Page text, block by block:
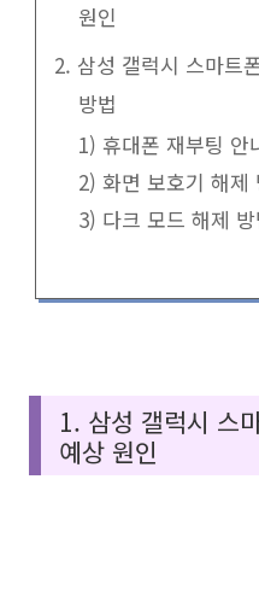
원인
2. 삼성 갤럭시 스마트
방법
1) 휴대폰 재부팅 안
2) 화면 보호기 해제
3) 다크 모드 해제
1. 삼성 갤럭시 스
예상 원인